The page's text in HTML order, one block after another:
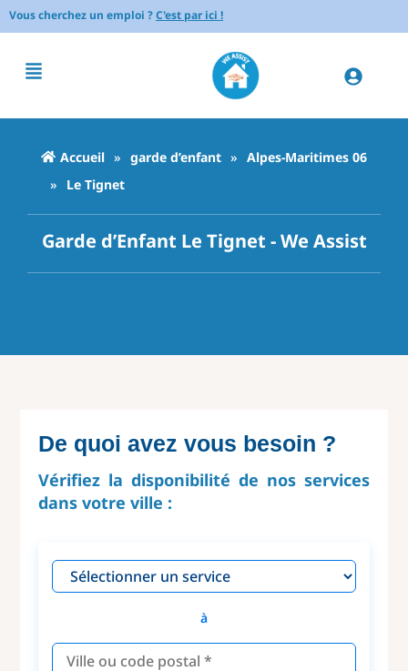
Vous cherchez un emploi ?C'est par ici !
Accueil » garde d’enfant » Alpes-Maritimes 06
»
Le Tignet
Garde d’Enfant Le Tignet - We Assist
De quoi avez vous besoin ?
Vérifiez la disponibilité de nos services
dans votre ville :
à